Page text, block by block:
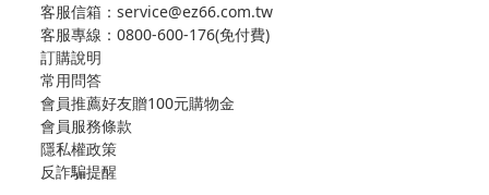
客服信箱：service@ez66.com.tw
客服專線： 0800-600-176(免付費)
訂購說明
常用問答
會員推薦好友贈100元購物金
會員服務條款
隱私權政策
反詐騙提醒